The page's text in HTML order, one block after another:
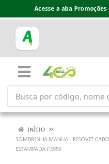
Acesse a aba
INÍCIO
SOMBRINHA MANUAL RISOVIT
ESTAMPADA F3959